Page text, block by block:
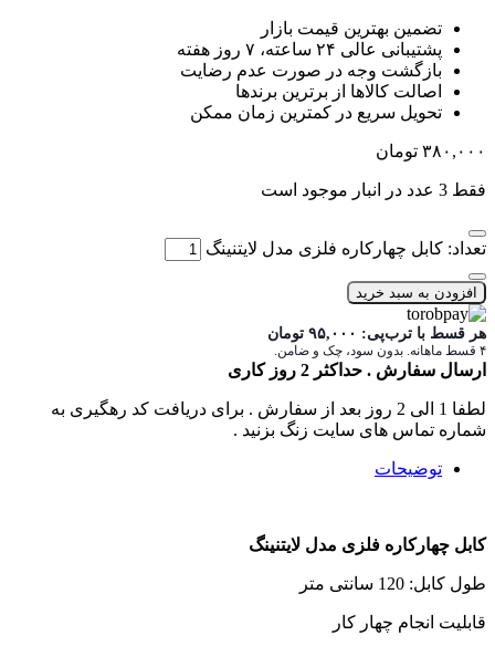
تضمین بهترین قیمت بازار
پشتیبانی عالی ۲۴ ساعته، ۷ روز هفته
بازگشت وجه در صورت عدم رضایت
اصالت کالاها از برترین برندها
تحویل سریع در کمترین زمان ممکن
۳۸۰,۰۰۰ تومان
فقط 3 عدد در انبار موجود است
تعداد: کابل چهارکاره فلزی مدل لایتنینگ
افزودن به سبد خرید
هر قسط با ترب‌پی: ۹۵,۰۰۰ تومان
۴ قسط ماهانه. بدون سود، چک و ضامن.
ارسال سفارش . حداکثر 2 روز کاری
لطفا 1 الی 2 روز بعد از سفارش . برای دریافت کد رهگیری به
شماره تماس های سایت زنگ بزنید .
توضیحات
کابل چهارکاره فلزی مدل لایتنینگ
طول کابل: 120 سانتی متر
قابلیت انجام چهار کار